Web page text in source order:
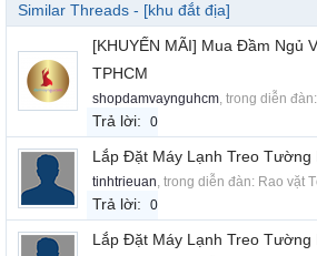
Similar Threads - [khu đắt địa]
[KHUYẾN MÃI] Mua Đầm Ngủ
TPHCM
shopdamvaynguhcm, trong diễn đàn:
Trả lời: 0
Lắp Đặt Máy Lạnh Treo Tường
tinhtrieuan, trong diễn đàn: Rao vặt
Trả lời: 0
Lắp Đặt Máy Lạnh Treo Tường